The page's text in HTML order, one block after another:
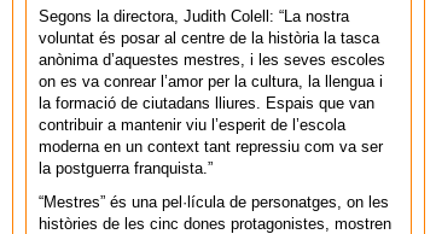
Segons la directora, Judith Colell: “La nostra
voluntat és posar al centre de la història la tasca
anònima d’aquestes mestres, i les seves escoles
on es va conrear l’amor per la cultura, la llengua i
la formació de ciutadans lliures. Espais que van
contribuir a mantenir viu l’esperit de l’escola
moderna en un context tant repressiu com va ser
la postguerra franquista.”
“Mestres” és una pel·lícula de personatges, on les
històries de les cinc dones protagonistes, mostren